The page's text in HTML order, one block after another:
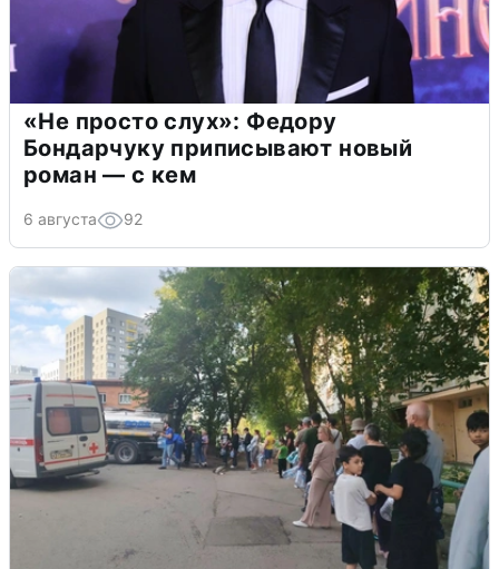
«Не просто слух»: Федору
Бондарчуку приписывают новый
роман — с кем
6 августа 92